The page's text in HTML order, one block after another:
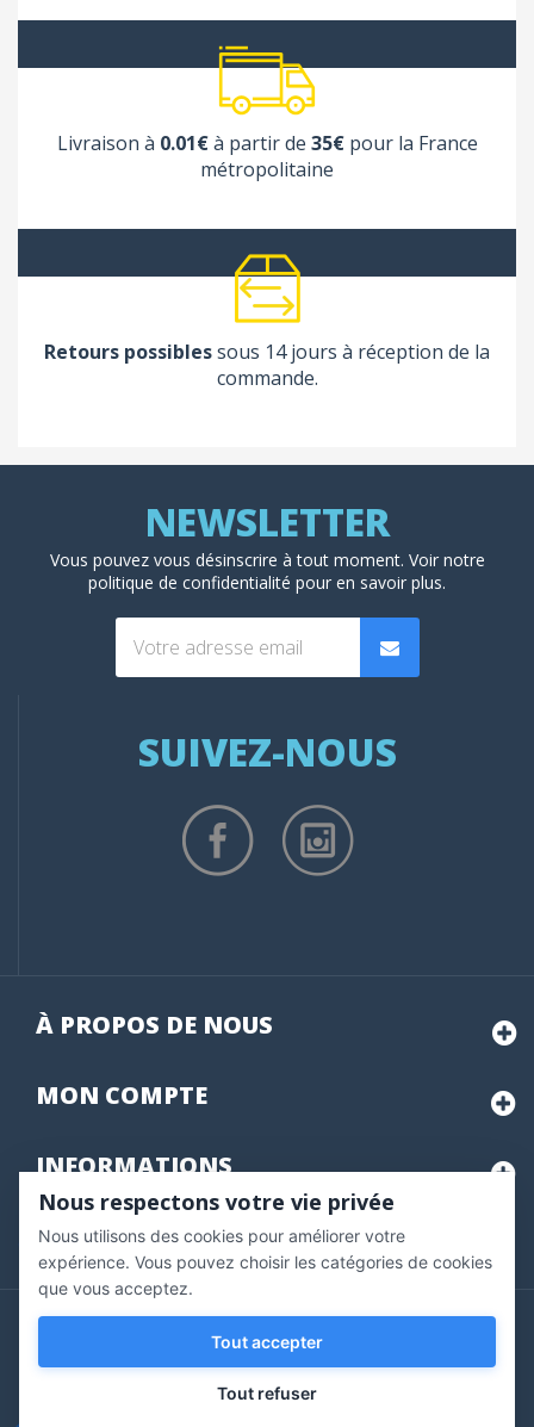
Livraison à 0.01€à partir de 35€pour la France
métropolitaine
Retours possiblessous 14 jours à réception de la
commande.
Vous pouvez vous désinscrire à tout moment. Voir notre
politique de confidentialité pour en savoir plus.
SUIVEZ-NOUS
À PROPOS DE NOUS
MON COMPTE
INFORMATIONS
Marchand approuvé par la Société des Avis Garantis,
pour vérifier .
Copyright © 2020 Vernazobres Grego - tous droits
réservés.
Nous respectons votre vie privée
Nous utilisons des cookies pour améliorer votre
expérience. Vous pouvez choisir les catégories de cookies
que vous acceptez.
Tout accepter
Tout refuser